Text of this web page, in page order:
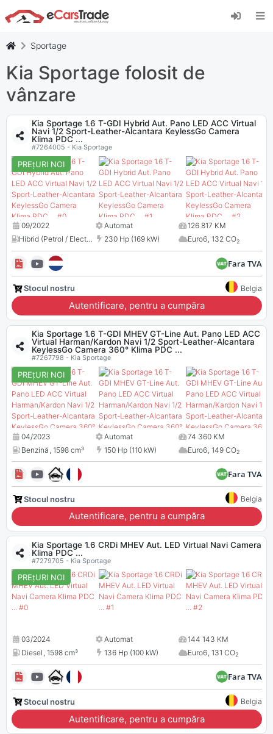
Instalați aplicația web eCarsTrade, adăugați-o
pe ecranul de pornire și primiți actualizări
Sportage
Kia Sportage folosit de
vânzare
Kia Sportage 1.6 T-GDI Hybrid Aut. Pano LED ACC Virtual
Navi 1/2 Sport-Leather-Alcantara KeylessGo Camera
Klima PDC ...
#7264005 - Kia Sportage
PREțURI NOI
09/2022 Automat
126 817 KM
Hibrid (Petrol / Electric)
,1598 cm³
230 Hp (169 kW) Euro6, 132 CO2
Fara TVA
Stocul nostru Belgia
Autentificare, pentru a cumpăra
Kia Sportage 1.6 T-GDI MHEV GT-Line Aut. Pano LED ACC
Virtual Harman/Kardon Navi 1/2 Sport-Leather-Alcantara
KeylessGo Camera 360° Klima PDC ...
#7267798 - Kia Sportage
PREțURI NOI
04/2023 Automat
74 360 KM
Benzină, 1598 cm³ 150 Hp (110 kW) Euro6, 149 CO2
Fara TVA
Stocul nostru Belgia
Autentificare, pentru a cumpăra
Kia Sportage 1.6 CRDi MHEV Aut. LED Virtual Navi Camera
Klima PDC ...
#7279705 - Kia Sportage
PREțURI NOI
03/2024 Automat
144 143 KM
Diesel, 1598 cm³ 136 Hp (100 kW) Euro6, 131 CO2
Fara TVA
Stocul nostru Belgia
Autentificare, pentru a cumpăra